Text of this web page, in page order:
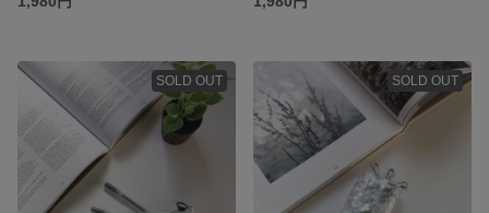
SOLD OUT SOLD OUT